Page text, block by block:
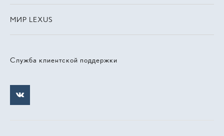
Служба клиентской поддержки
МИР LEXUS